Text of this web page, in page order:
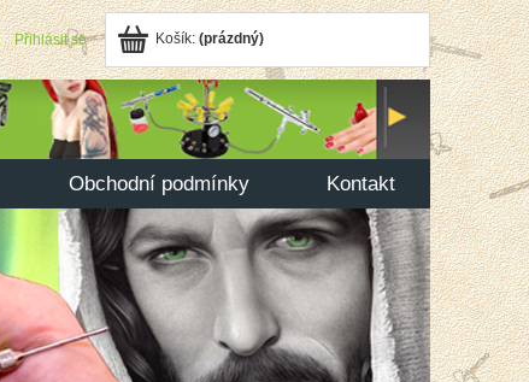
Košík: (prázdný)
Přihlásit se
Obchodní podmínky Kontakt